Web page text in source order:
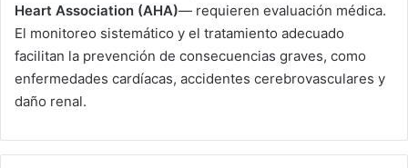
Heart Association (AHA)— requieren evaluación médica.
El monitoreo sistemático y el tratamiento adecuado
facilitan la prevención de consecuencias graves, como
enfermedades cardíacas, accidentes cerebrovasculares y
daño renal.